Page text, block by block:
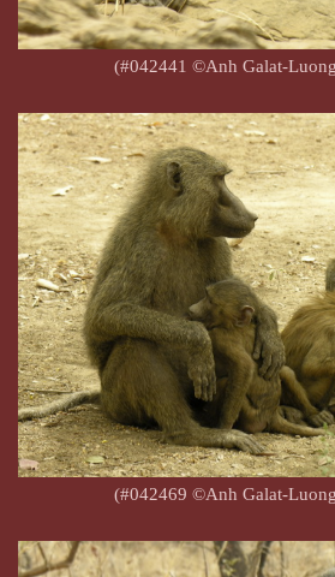
(#042441 ©Anh Galat-
(#042469 ©Anh Galat-